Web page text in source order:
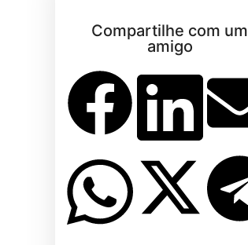
Compartilhe com um
amigo